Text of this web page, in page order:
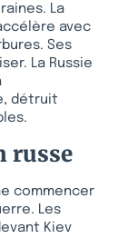
La
avec
Ses
La Russie
détruit
russe
commencer
Les
Kiev